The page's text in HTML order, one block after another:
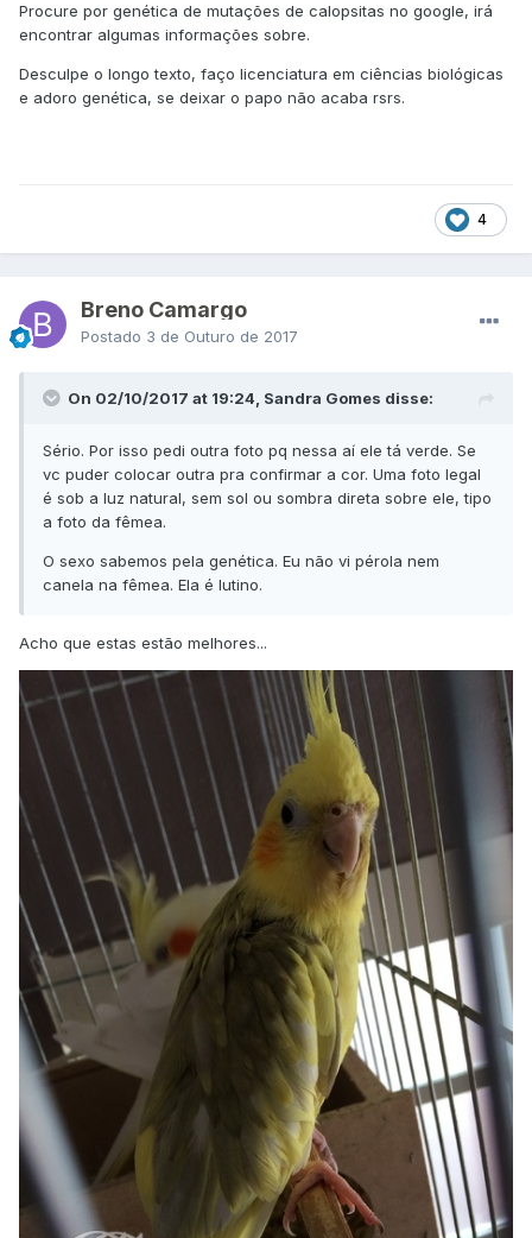
Procure por genética de mutações de calopsitas no google, irá
encontrar algumas informações sobre.
Desculpe o longo texto, faço licenciatura em ciências biológicas
e adoro genética, se deixar o papo não acaba rsrs.
4
Breno Camargo
Postado 3 de Outuro de 2017
On 02/10/2017 at 19:24, Sandra Gomes disse:
Sério. Por isso pedi outra foto pq nessa aí ele tá verde. Se
vc puder colocar outra pra confirmar a cor. Uma foto legal
é sob a luz natural, sem sol ou sombra direta sobre ele, tipo
a foto da fêmea.
O sexo sabemos pela genética. Eu não vi pérola nem
canela na fêmea. Ela é lutino.
Acho que estas estão melhores...